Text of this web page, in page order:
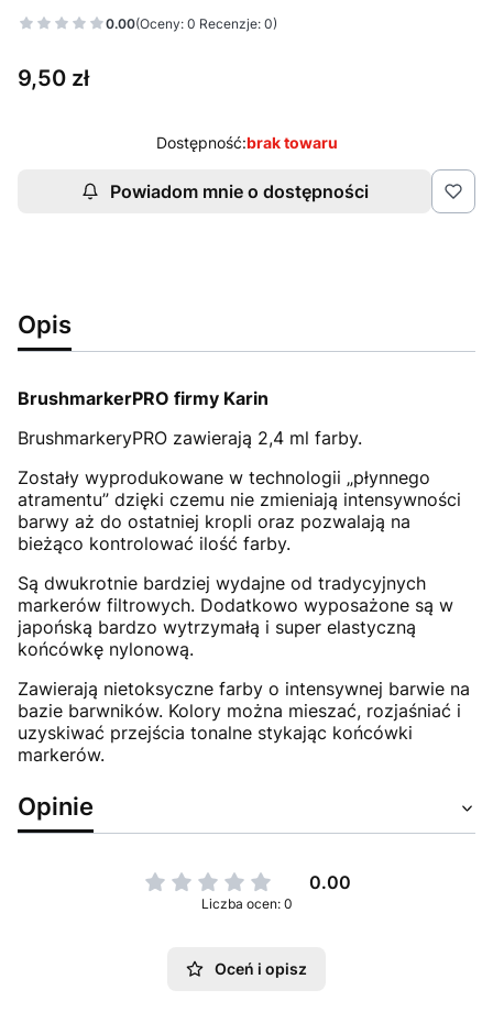
0.00(Oceny: 0 Recenzje: 0)
Cena
9,50 zł
Dostępność:brak towaru
Powiadom mnie o dostępności
Opis
BrushmarkerPRO firmy Karin
BrushmarkeryPRO zawierają 2,4 ml farby.
Zostały wyprodukowane w technologii „płynnego
atramentu” dzięki czemu nie zmieniają intensywności
barwy aż do ostatniej kropli oraz pozwalają na
bieżąco kontrolować ilość farby.
Są dwukrotnie bardziej wydajne od tradycyjnych
markerów filtrowych. Dodatkowo wyposażone są w
japońską bardzo wytrzymałą i super elastyczną
końcówkę nylonową.
Zawierają nietoksyczne farby o intensywnej barwie na
bazie barwników. Kolory można mieszać, rozjaśniać i
uzyskiwać przejścia tonalne stykając końcówki
markerów.
Opinie
0.00
Liczba ocen: 0
Oceń i opisz